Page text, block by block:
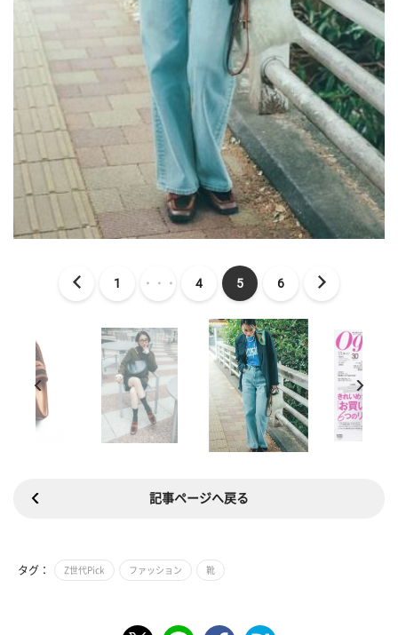
1 ・・・ 4 5 6
記事ページへ戻る
タグ： Z世代Pick ファッション 靴